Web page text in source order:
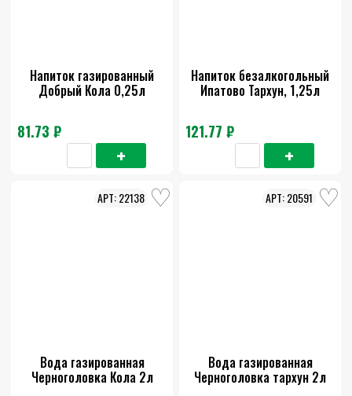
Напиток газированный
Добрый Кола 0,25л
81.73 ₽
Напиток безалкогольный
Ипатово Тархун, 1,25л
121.77 ₽
Вода газированная
Черноголовка Кола 2л
22138
Вода газированная
Черноголовка тархун 2л
20591